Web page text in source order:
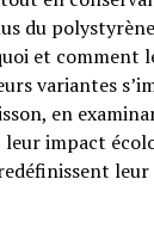
du
et comment
variantes
en
impact
leur